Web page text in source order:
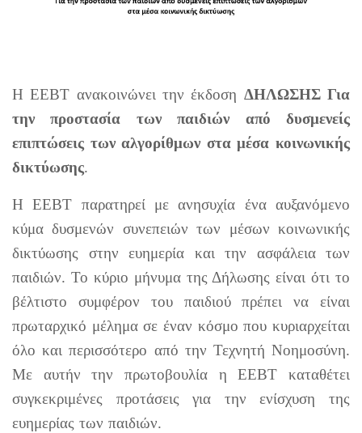
Η ΕΕΒΤ ανακοινώνει την έκδοση ΔΗΛΩΣΗΣ Για
την προστασία των παιδιών από δυσμενείς
επιπτώσεις των αλγορίθμων στα μέσα κοινωνικής
δικτύωσης.
Η ΕΕΒΤ παρατηρεί με ανησυχία ένα αυξανόμενο
κύμα δυσμενών συνεπειών των μέσων κοινωνικής
δικτύωσης στην ευημερία και την ασφάλεια των
παιδιών. Το κύριο μήνυμα της Δήλωσης είναι ότι το
βέλτιστο συμφέρον του παιδιού πρέπει να είναι
πρωταρχικό μέλημα σε έναν κόσμο που κυριαρχείται
όλο και περισσότερο από την Τεχνητή Νοημοσύνη.
Με αυτήν την πρωτοβουλία η ΕΕΒΤ καταθέτει
συγκεκριμένες προτάσεις για την ενίσχυση της
ευημερίας των παιδιών.